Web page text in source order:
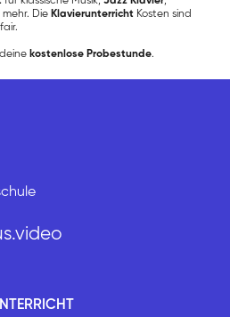
Die Klavierunterricht Kosten sind
kostenlose Probestunde.